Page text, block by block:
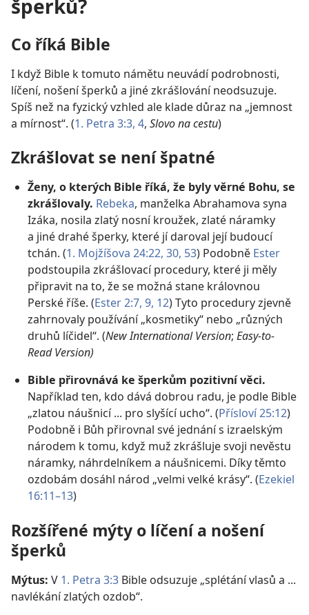
šperků?
Co říká Bible
I když Bible k tomuto námětu neuvádí podrobnosti,
líčení, nošení šperků a jiné zkrášlování neodsuzuje.
Spíš než na fyzický vzhled ale klade důraz na „jemnost
a mírnost“. (1. Petra 3:3, 4, Slovo na cestu)
Zkrášlovat se není špatné
Ženy, o kterých Bible říká, že byly věrné Bohu, se
zkrášlovaly. Rebeka, manželka Abrahamova syna
Izáka, nosila zlatý nosní kroužek, zlaté náramky
a jiné drahé šperky, které jí daroval její budoucí
tchán. (1. Mojžíšova 24:22, 30, 53) Podobně Ester
podstoupila zkrášlovací procedury, které ji měly
připravit na to, že se možná stane královnou
Perské říše. (Ester 2:7, 9, 12) Tyto procedury zjevně
zahrnovaly používání „kosmetiky“ nebo „různých
druhů líčidel“. (New International Version; Easy-to-
Read Version)
Bible přirovnává ke šperkům pozitivní věci.
Například ten, kdo dává dobrou radu, je podle Bible
„zlatou náušnicí ... pro slyšící ucho“. (Přísloví 25:12)
Podobně i Bůh přirovnal své jednání s izraelským
národem k tomu, když muž zkrášluje svoji nevěstu
náramky, náhrdelníkem a náušnicemi. Díky těmto
ozdobám dosáhl národ „velmi velké krásy“. (Ezekiel
16:11–13)
Rozšířené mýty o líčení a nošení
šperků
Mýtus: V 1. Petra 3:3 Bible odsuzuje „splétání vlasů a ...
navlékání zlatých ozdob“.